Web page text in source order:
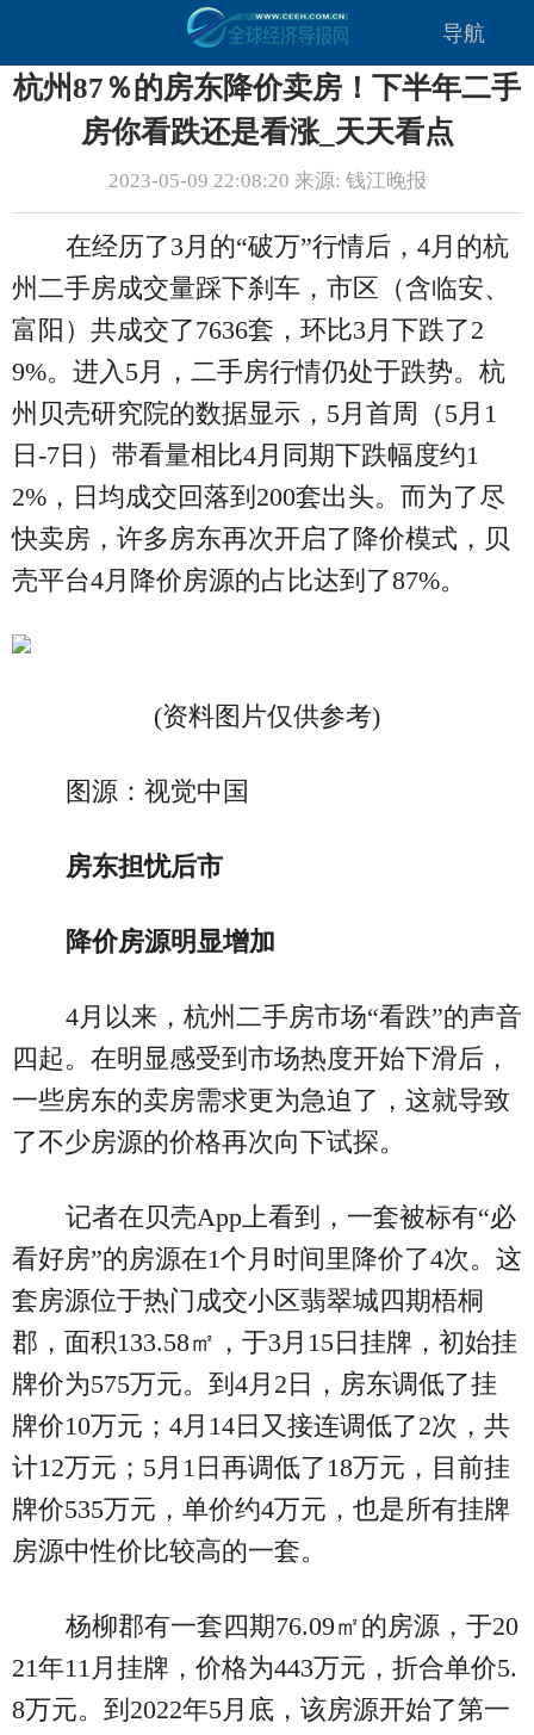
导航
杭州87％的房东降价卖房！下半年二手
房你看跌还是看涨_天天看点
2023-05-09 22:08:20 来源: 钱江晚报
在经历了3月的“破万”行情后，4月的杭
州二手房成交量踩下刹车，市区（含临安、
富阳）共成交了7636套，环比3月下跌了2
9%。进入5月，二手房行情仍处于跌势。杭
州贝壳研究院的数据显示，5月首周（5月1
日-7日）带看量相比4月同期下跌幅度约1
2%，日均成交回落到200套出头。而为了尽
快卖房，许多房东再次开启了降价模式，贝
壳平台4月降价房源的占比达到了87%。
(资料图片仅供参考)
图源：视觉中国
房东担忧后市
降价房源明显增加
4月以来，杭州二手房市场“看跌”的声音
四起。在明显感受到市场热度开始下滑后，
一些房东的卖房需求更为急迫了，这就导致
了不少房源的价格再次向下试探。
记者在贝壳App上看到，一套被标有“必
看好房”的房源在1个月时间里降价了4次。这
套房源位于热门成交小区翡翠城四期梧桐
郡，面积133.58㎡，于3月15日挂牌，初始挂
牌价为575万元。到4月2日，房东调低了挂
牌价10万元；4月14日又接连调低了2次，共
计12万元；5月1日再调低了18万元，目前挂
牌价535万元，单价约4万元，也是所有挂牌
房源中性价比较高的一套。
杨柳郡有一套四期76.09㎡的房源，于20
21年11月挂牌，价格为443万元，折合单价5.
8万元。到2022年5月底，该房源开始了第一